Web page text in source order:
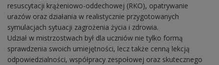
resuscytacji krążeniowo-oddechowej (RKO), opatrywanie
urazów oraz działania w realistycznie przygotowanych
symulacjach sytuacji zagrożenia życia i zdrowia.
Udział w mistrzostwach był dla uczniów nie tylko formą
sprawdzenia swoich umiejętności, lecz także cenną lekcją
odpowiedzialności, współpracy zespołowej oraz skutecznego